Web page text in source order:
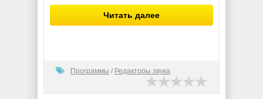
Читать далее
Программы / Редакторы звука